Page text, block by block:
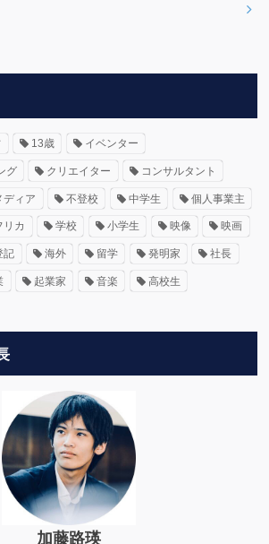
13歳 イベンター
グ クリエイター コンサルタント
ディア 不登校 中学生 個人事業主
リカ 学校 小学生 映像 映画
記 海外 留学 発明家 社長
起業家 音楽 高校生
加藤路瑛